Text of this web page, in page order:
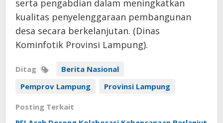
serta pengabdian dalam meningkatkan
kualitas penyelenggaraan pembangunan
desa secara berkelanjutan. (Dinas
Kominfotik Provinsi Lampung).
Ditag
Berita Nasional
Pemprov Lampung
Provinsi Lampung
Posting Terkait